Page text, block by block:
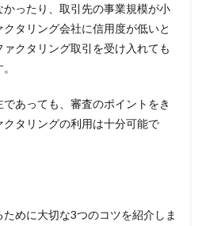
ったり、取引先の事業規模が小
タリング会社に信用度が低いと
クタリング取引を受け入れても
あっても、審査のポイントをき
タリングの利用は十分可能で
ために大切な3つのコツを紹介しま